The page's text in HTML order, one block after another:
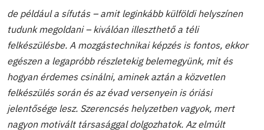
de például a sífutás – amit leginkább külföldi helyszínen
tudunk megoldani – kiválóan illeszthető a téli
felkészülésbe. A mozgástechnikai képzés is fontos, ekkor
egészen a legapróbb részletekig belemegyünk, mit és
hogyan érdemes csinálni, aminek aztán a közvetlen
felkészülés során és az évad versenyein is óriási
jelentősége lesz. Szerencsés helyzetben vagyok, mert
nagyon motivált társasággal dolgozhatok. Az elmúlt